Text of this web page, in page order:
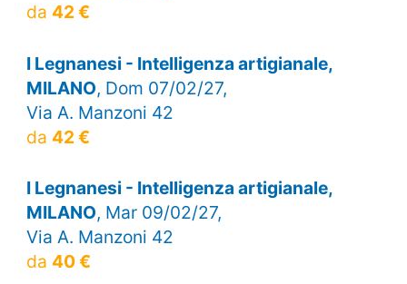
da 42 €
I Legnanesi - Intelligenza artigianale,
MILANO, Dom 07/02/27,
Via A. Manzoni 42
da 42 €
I Legnanesi - Intelligenza artigianale,
MILANO, Mar 09/02/27,
Via A. Manzoni 42
da 40 €